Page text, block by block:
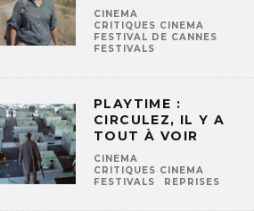
CINEMA
CRITIQUES CINEMA
FESTIVAL DE CANNES
FESTIVALS
PLAYTIME :
CIRCULEZ, IL Y A
TOUT À VOIR
CINEMA
CRITIQUES CINEMA
FESTIVALS
REPRISES